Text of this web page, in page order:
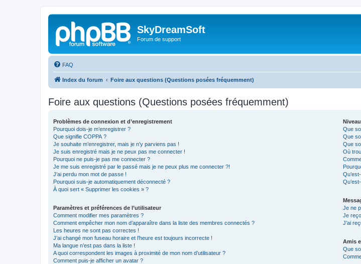
SkyDreamSoft
Forum de support
FAQ
Index du forum Foire aux questions (Questions posées fréquemment)
Foire aux questions (Questions posées fréquemment)
Problèmes de connexion et d’enregistrement
Pourquoi dois-je m’enregistrer ?
Que signifie COPPA ?
Je souhaite m’enregistrer, mais je n’y parviens pas !
Je suis enregistré mais je ne peux pas me connecter !
Pourquoi ne puis-je pas me connecter ?
Je me suis enregistré par le passé mais je ne peux plus me connecter ?!
J’ai perdu mon mot de passe !
Pourquoi suis-je automatiquement déconnecté ?
À quoi sert « Supprimer les cookies » ?
Paramètres et préférences de l’utilisateur
Comment modifier mes paramètres ?
Comment empêcher mon nom d’apparaître dans la liste des membres connectés ?
Les heures ne sont pas correctes !
J’ai changé mon fuseau horaire et l’heure est toujours incorrecte !
Ma langue n’est pas dans la liste !
A quoi correspondent les images à proximité de mon nom d’utilisateur ?
Comment puis-je afficher un avatar ?
Que
Que
Que
Où
Je ne
Je
J’ai
Amis
Que